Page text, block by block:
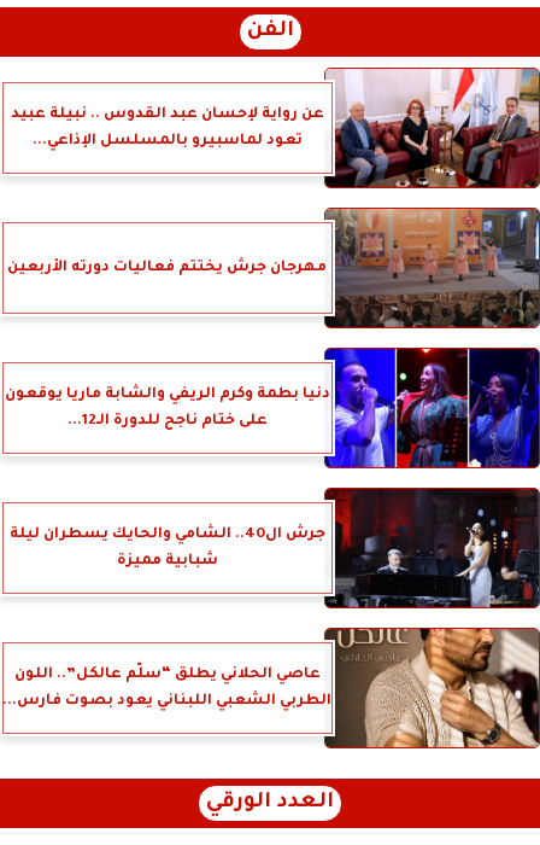
الفن
عن رواية لإحسان عبد القدوس .. نبيلة عبيد
تعود لماسبيرو بالمسلسل الإذاعي...
مهرجان جرش يختتم فعاليات دورته الأربعين
دنيا بطمة وكرم الريفي والشابة ماريا يوقعون
على ختام ناجح للدورة الـ12...
جرش ال40.. الشامي والحايك يسطران ليلة
شبابية مميزة
عاصي الحلاني يطلق “سلّم عالكل”.. اللون
الطربي الشعبي اللبناني يعود بصوت فارس...
العدد الورقي